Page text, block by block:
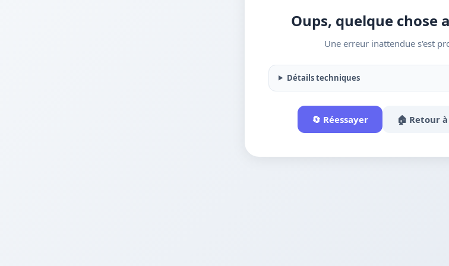
Oups, quelque chose
Une erreur inattendue s'est
Détails techniques
🔄 Réessayer 🏠 Retour